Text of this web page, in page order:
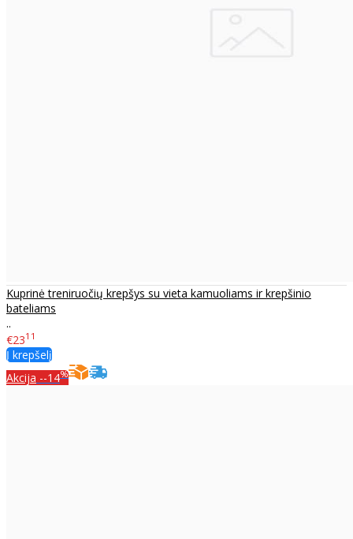
Kuprinė treniruočių krepšys su vieta kamuoliams ir krepšinio
bateliams
..
€2311
Į krepšelį
Akcija --14%